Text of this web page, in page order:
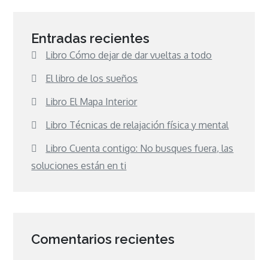
Entradas recientes
Libro Cómo dejar de dar vueltas a todo
El libro de los sueños
Libro El Mapa Interior
Libro Técnicas de relajación física y mental
Libro Cuenta contigo: No busques fuera, las
soluciones están en ti
Comentarios recientes